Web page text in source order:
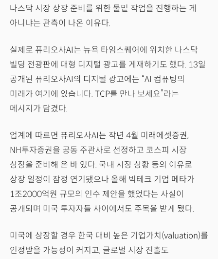
나스닥 시장 상장 준비를 위한 물밑 작업을 진행하는 게
아니냐는 관측이 나온 이유다.
실제로 퓨리오사AI는 뉴욕 타임스퀘어에 위치한 나스닥
빌딩 전광판에 대형 디지털 광고를 게재하기도 했다. 13일
공개된 퓨리오사AI의 디지털 광고에는 “AI 컴퓨팅의
미래가 여기에 있습니다. TCP를 만나 보세요”라는
메시지가 담겼다.
업계에 따르면 퓨리오사AI는 작년 4월 미래에셋증권,
NH투자증권을 공동 주관사로 선정하고 코스피 시장
상장을 준비해 온 바 있다. 국내 시장 상황 등의 이유로
상장 일정이 잠정 연기됐으나 올해 빅테크 기업 메타가
1조2000억원 규모의 인수 제안을 했었다는 사실이
공개되며 미국 투자자들 사이에서도 주목을 받게 됐다.
미국에 상장할 경우 한국 대비 높은 기업가치(valuation)를
인정받을 가능성이 커지고, 글로벌 시장 진출도